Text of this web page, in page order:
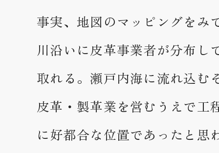
事実、地図のマッピングをみ
川沿いに皮革事業者が分布し
取れる。瀬戸内海に流れ込む
皮革・製革業を営むうえで工
に好都合な位置であったと思